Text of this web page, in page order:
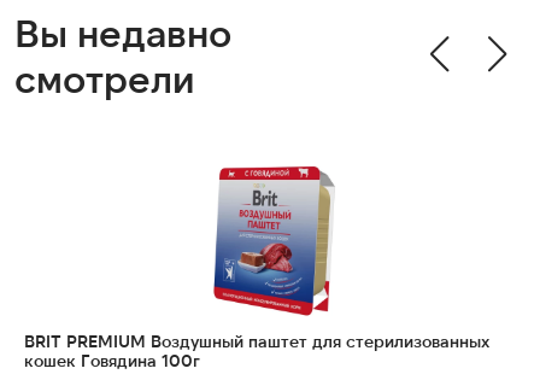
Вы недавно
смотрели
BRIT PREMIUM Воздушный паштет для стерилизованных
кошек Говядина 100г